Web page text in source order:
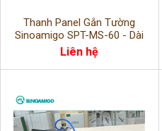
Thanh Panel Gắn Tường
Sinoamigo SPT-MS-60 - Dài
75cm, Lắp Module Điện & Dữ
Liệu, Văn Phòng Hiện Đại
Liên hệ